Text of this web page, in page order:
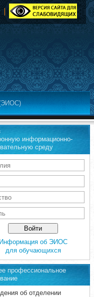
(ЭИОС)
информационно-
среду
Информация об ЭИОС
для обучающихся
професcиональное
об отделении